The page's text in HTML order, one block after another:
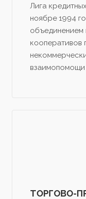
Лига
ноябре 1994
объединением
кооперативов
ТОРГОВО-